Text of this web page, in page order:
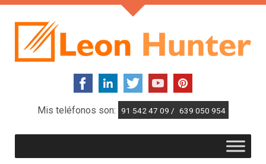
Mis teléfonos son: 91 542 47 09 / 639 050 954